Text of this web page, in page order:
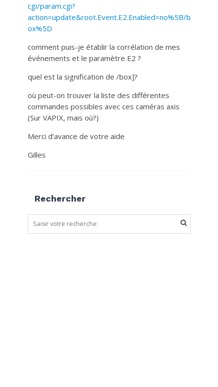
cgi/param.cgi?
action=update&root.Event.E2.Enabled=no%5B/b
ox%5D
comment puis-je établir la corrélation de mes
événements et le paramètre E2 ?
quel est la signification de /box]?
où peut-on trouver la liste des différentes
commandes possibles avec ces caméras axis
(Sur VAPIX, mais où?)
Merci d’avance de votre aide
Gilles
Rechercher